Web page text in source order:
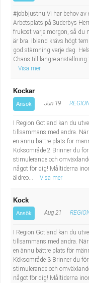
#jobbjustnu Vi har behov av
Arbetsplats på Suderbys
frukost varje morgon, så du
är bra. Ibland krävs högt
god stämning varje dag.
Chans till längre anställning
Visa mer
Kockar
Ansök Jun 19
I Region Gotland kan du
tillsammans med andra.
en ännu bättre plats för
Köksområde 2 Brinner du
stimulerande och
något för dig! Måltiderna
äldreo...
Visa mer
Kock
Ansök Aug 21
I Region Gotland kan du
tillsammans med andra.
en ännu bättre plats för
Köksområde 3 Brinner du
stimulerande och
något för dig! Måltiderna